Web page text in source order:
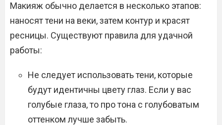
Макияж обычно делается в несколько этапов:
наносят тени на веки, затем контур и красят
ресницы. Существуют правила для удачной
работы:
Не следует использовать тени, которые
будут идентичны цвету глаз. Если у вас
голубые глаза, то про тона с голубоватым
оттенком лучше забыть.